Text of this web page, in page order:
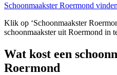
Schoonmaakster Roermond vinden
Klik op ‘Schoonmaakster
schoonmaakster uit Roermond in
Wat kost een
Roermond